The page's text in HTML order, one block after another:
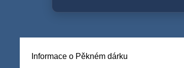
Informace o Pěkném dárku